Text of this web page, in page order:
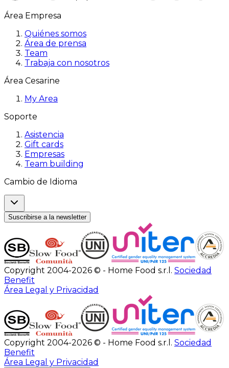
Área Empresa
Quiénes somos
Área de prensa
Team
Trabaja con nosotros
Área Cesarine
My Area
Soporte
Asistencia
Gift cards
Empresas
Team building
Cambio de Idioma
Suscribirse a la newsletter
Copyright 2004-2026 © - Home Food s.r.l. Sociedad
Benefit
Área Legal y Privacidad
Copyright 2004-2026 © - Home Food s.r.l. Sociedad
Benefit
Área Legal y Privacidad